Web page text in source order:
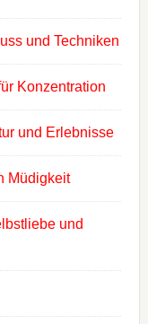
und Techniken
Konzentration
und Erlebnisse
Müdigkeit
und